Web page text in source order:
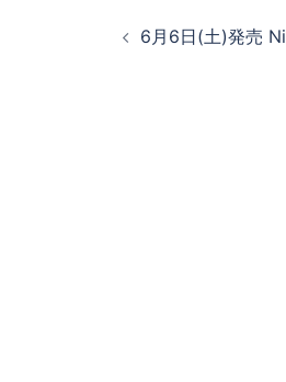
6月6日(土)発売